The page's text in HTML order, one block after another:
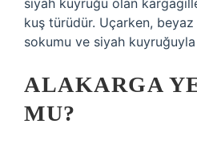
siyah kuyruğu olan
kuş türüdür. Uçarken,
sokumu ve siyah kuyruğuyla
ALAKARGA
MU?